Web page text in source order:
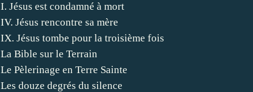
I. Jésus est condamné à mort
IV. Jésus rencontre sa mère
IX. Jésus tombe pour la troisième fois
La Bible sur le Terrain
Le Pèlerinage en Terre Sainte
Les douze degrés du silence